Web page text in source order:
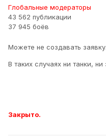
Глобальные модераторы
43 562 публикации
37 945 боёв
Можете не создавать заявку.
В таких случаях ни танки,
Закрыто.